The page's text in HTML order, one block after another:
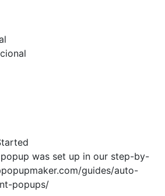
was set up in our step-by-
guides/auto-
popups/